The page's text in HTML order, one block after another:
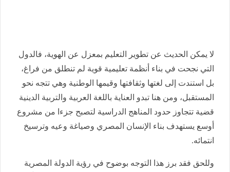
لا يمكن الحديث عن تطوير التعليم بمعزل عن الهوية، فالدول
التي نجحت في بناء أنظمة تعليمية قوية لم تنطلق من فراغ،
بل استندت إلى لغتها وثقافتها وقيمها الوطنية وهي تتجه نحو
المستقبل، ومن هنا تبدو العناية باللغة العربية والتربية الدينية
قضية تتجاوز حدود المناهج الدراسية لتصبح جزءا من مشروع
أوسع يستهدف بناء الإنسان المصري وصياغة وعيه وترسيخ
انتمائه.
وللحق فقد برز هذا التوجه بوضوح في رؤية الدولة المصرية